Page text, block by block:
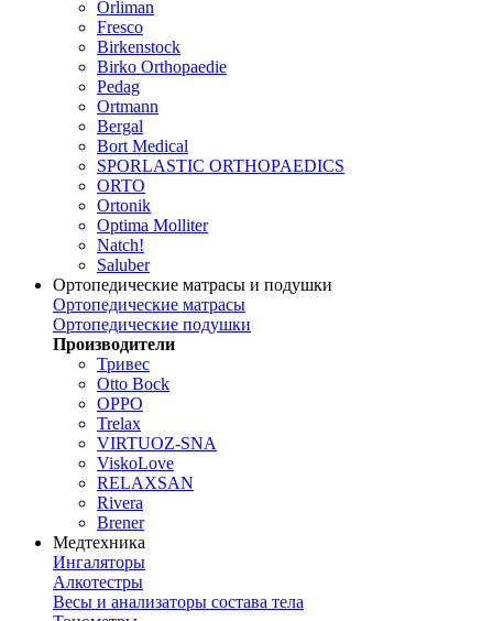
Orliman
Fresco
Birkenstock
Birko Orthopaedie
Pedag
Ortmann
Bergal
Bort Medical
SPORLASTIC ORTHOPAEDICS
ORTO
Ortonik
Optima Molliter
Natch!
Saluber
Ортопедические матрасы и подушки
Ортопедические матрасы
Ортопедические подушки
Производители
Тривес
Otto Bock
OPPO
Trelax
VIRTUOZ-SNA
ViskoLove
RELAXSAN
Rivera
Brener
Медтехника
Ингаляторы
Алкотестры
Весы и анализаторы состава тела